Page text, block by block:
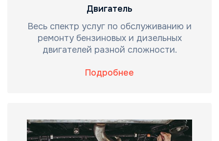
Двигатель
Весь спектр услуг по обслуживанию и
ремонту бензиновых и дизельных
двигателей разной сложности.
Подробнее